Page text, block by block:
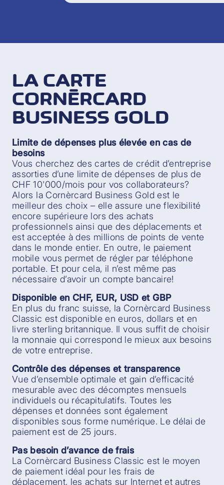
LA CARTE
CORNÈRCARD
BUSINESS GOLD
Limite de dépenses plus élevée en cas de
besoins
Vous cherchez des cartes de crédit d’entreprise
assorties d’une limite de dépenses de plus de
CHF 10'000/mois pour vos collaborateurs?
Alors la Cornèrcard Business Gold est le
meilleur des choix – elle assure une flexibilité
encore supérieure lors des achats
professionnels ainsi que des déplacements et
est acceptée à des millions de points de vente
dans le monde entier. En outre, le paiement
mobile vous permet de régler par téléphone
portable. Et pour cela, il n’est même pas
nécessaire d’avoir un compte bancaire!
Disponible en CHF, EUR, USD et GBP
En plus du franc suisse, la Cornèrcard Business
Classic est disponible en euros, dollars et en
livre sterling britannique. Il vous suffit de choisir
la monnaie qui correspond le mieux aux besoins
de votre entreprise.
Contrôle des dépenses et transparence
Vue d’ensemble optimale et gain d’efficacité
mesurable avec des décomptes mensuels
individuels ou récapitulatifs. Toutes les
dépenses et données sont également
disponibles sous forme numérique. Le délai de
paiement est de 25 jours.
Pas besoin d’avance de frais
La Cornèrcard Business Classic est le moyen
de paiement idéal pour les frais de
déplacement, les achats sur Internet et autres